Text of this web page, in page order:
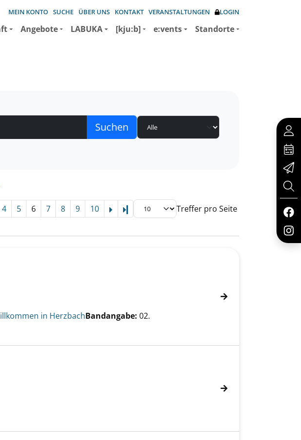
MEIN KONTO SUCHE ÜBER UNS KONTAKT VERANSTALTUNGEN LOGIN
Angebote LABUKA [kju:b] e:vents Standorte
4 5 6 7 8 9 10 Letzte Seite Treffer pro Seite
in HerzbachBandangabe: 02.